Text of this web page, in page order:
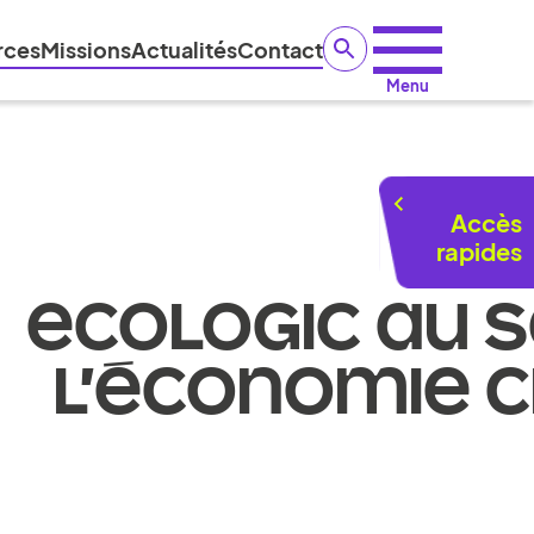
MissionsActualitésContact
Menu
ECOLOGIC AU
L’ÉCONOMIE
Accès
rapides